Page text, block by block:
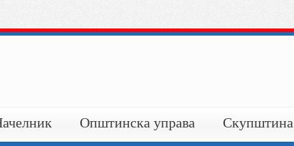
Општинска управа Скупштина